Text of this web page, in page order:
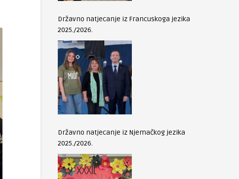
Državno natjecanje iz Francuskoga jezika
2025./2026.
Državno natjecanje iz Njemačkog jezika
2025./2026.